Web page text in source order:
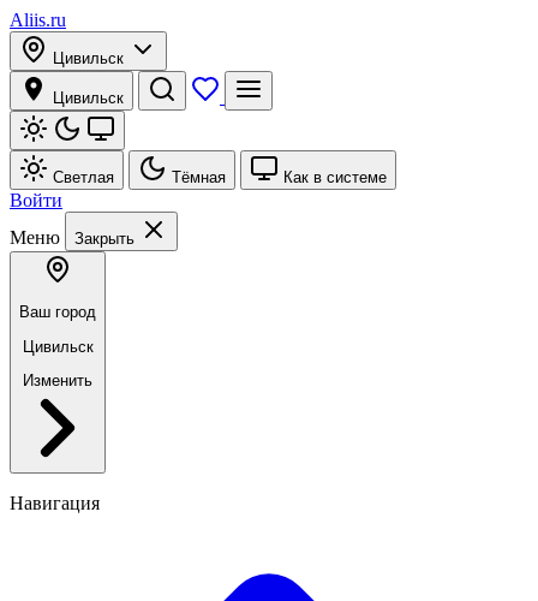
Aliis.ru
Цивильск
Цивильск
Светлая Тёмная Как в системе
Войти
Меню
Закрыть
Ваш город
Цивильск
Изменить
Навигация